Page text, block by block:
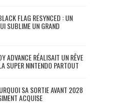
FLAG RESYNCED : UN
SUBLIME UN GRAND
ADVANCE RÉALISAIT UN RÊVE
SUPER NINTENDO PARTOUT
SA SORTIE AVANT 2028
ACQUISE